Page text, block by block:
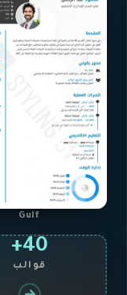
Gulf
40+
قوالب